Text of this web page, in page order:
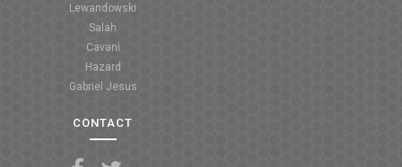
Lewandowski
Salah
Cavani
Hazard
Gabriel Jesus
CONTACT